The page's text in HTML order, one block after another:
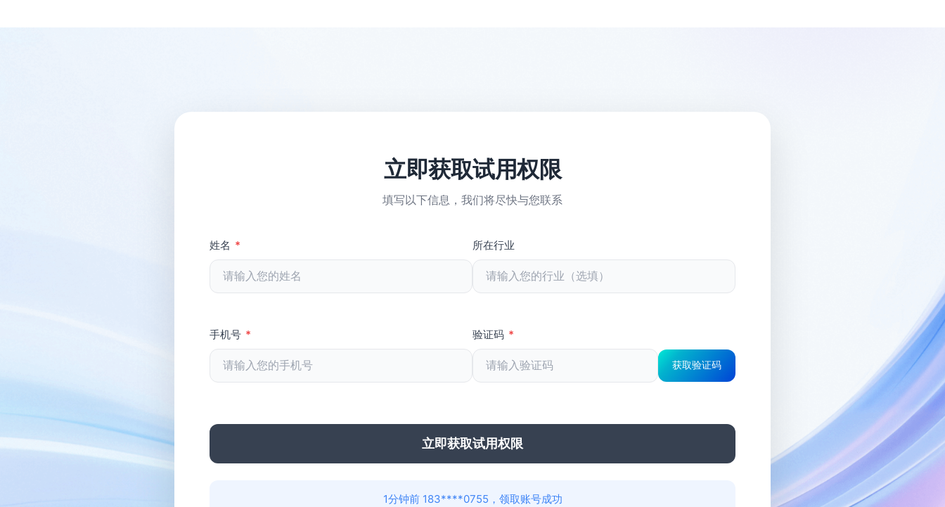
立即获取试用权限
填写以下信息，我们将尽快与您联系
姓名 * 所在行业
手机号 * 验证码 *
获取验证码
立即获取试用权限
1分钟前 183****0755，领取账号成功